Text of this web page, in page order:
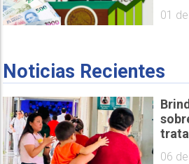
01
Noticias Recientes
06